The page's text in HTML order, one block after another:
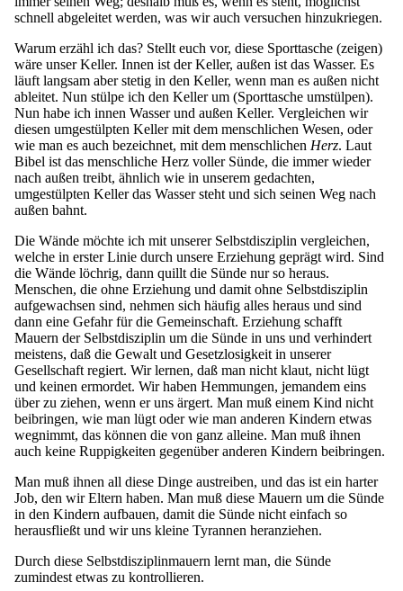
schnell abgeleitet werden, was wir auch versuchen hinzukriegen.
Warum erzähl ich das? Stellt euch vor, diese Sporttasche (zeigen)
wäre unser Keller. Innen ist der Keller, außen ist das Wasser. Es
läuft langsam aber stetig in den Keller, wenn man es außen nicht
ableitet. Nun stülpe ich den Keller um (Sporttasche umstülpen).
Nun habe ich innen Wasser und außen Keller. Vergleichen wir
diesen umgestülpten Keller mit dem menschlichen Wesen, oder
wie man es auch bezeichnet, mit dem menschlichen Herz. Laut
Bibel ist das menschliche Herz voller Sünde, die immer wieder
nach außen treibt, ähnlich wie in unserem gedachten,
umgestülpten Keller das Wasser steht und sich seinen Weg nach
außen bahnt.
Die Wände möchte ich mit unserer Selbstdisziplin vergleichen,
welche in erster Linie durch unsere Erziehung geprägt wird. Sind
die Wände löchrig, dann quillt die Sünde nur so heraus.
Menschen, die ohne Erziehung und damit ohne Selbstdisziplin
aufgewachsen sind, nehmen sich häufig alles heraus und sind
dann eine Gefahr für die Gemeinschaft. Erziehung schafft
Mauern der Selbstdisziplin um die Sünde in uns und verhindert
meistens, daß die Gewalt und Gesetzlosigkeit in unserer
Gesellschaft regiert. Wir lernen, daß man nicht klaut, nicht lügt
und keinen ermordet. Wir haben Hemmungen, jemandem eins
über zu ziehen, wenn er uns ärgert. Man muß einem Kind nicht
beibringen, wie man lügt oder wie man anderen Kindern etwas
wegnimmt, das können die von ganz alleine. Man muß ihnen
auch keine Ruppigkeiten gegenüber anderen Kindern beibringen.
Man muß ihnen all diese Dinge austreiben, und das ist ein harter
Job, den wir Eltern haben. Man muß diese Mauern um die Sünde
in den Kindern aufbauen, damit die Sünde nicht einfach so
herausfließt und wir uns kleine Tyrannen heranziehen.
Durch diese Selbstdisziplinmauern lernt man, die Sünde
zumindest etwas zu kontrollieren.